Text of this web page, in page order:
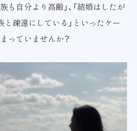
も自分より高齢」、「結婚はしたが
と疎遠にしている」といったケー
っていませんか？